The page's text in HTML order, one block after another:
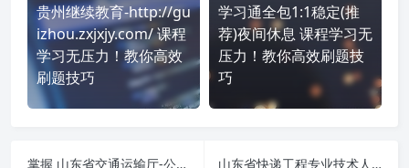
贵州继续教育-http://gu
izhou.zxjxjy.com/ 课程
学习无压力！教你高效
刷题技巧
学习通全包1:1稳定(推
荐)夜间休息 课程学习无
压力！教你高效刷题技
巧
掌握 山东省交通运输厅-公需课zjzyk.manage.sdjtysedu.com 课程，简单刷课技巧分享！ 山东省快递工程专业技术人员-sdkd.yxlearning.com 刷课也能轻松过！简单技巧大公开